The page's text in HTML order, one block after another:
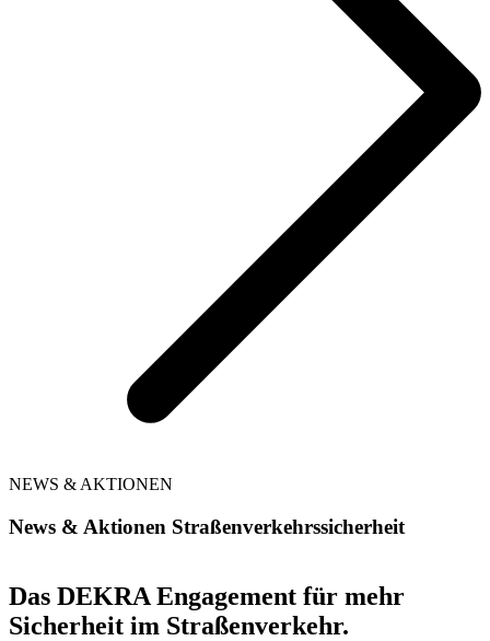
NEWS & AKTIONEN
News & Aktionen Straßenverkehrssicherheit
Das DEKRA Engagement für mehr
Sicherheit im Straßenverkehr.